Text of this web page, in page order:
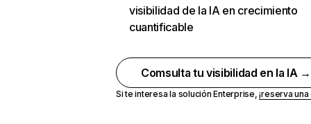
visibilidad de la IA en crecimiento
cuantificable
Comsulta tu visibilidad en la IA →
Si te interesa la solución Enterprise,¡reserva